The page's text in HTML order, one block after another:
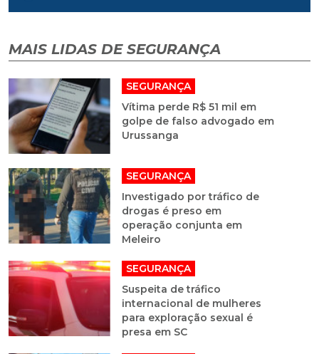
MAIS LIDAS DE SEGURANÇA
SEGURANÇA
Vítima perde R$ 51 mil em
golpe de falso advogado em
Urussanga
SEGURANÇA
Investigado por tráfico de
drogas é preso em
operação conjunta em
Meleiro
SEGURANÇA
Suspeita de tráfico
internacional de mulheres
para exploração sexual é
presa em SC